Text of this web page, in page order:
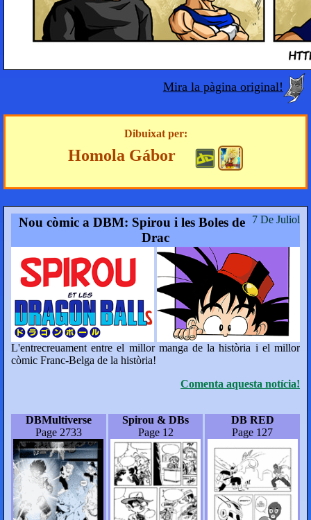
Mira la pàgina original!
Dibuixat per:
Homola Gábor
7 De Juliol
Nou còmic a DBM: Spirou i les Boles de
Drac
L'entrecreuament entre el millor manga de la història i el millor
còmic Franc-Belga de la història!
Comenta aquesta notícia!
DBMultiverse
Page 2733
Spirou & DBs
Page 12
DB RED
Page 127